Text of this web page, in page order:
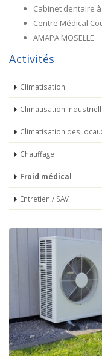
Cabinet dentaire
Centre Médical
AMAPA MOSELLE
Activités
Climatisation
Climatisation
Climatisation des
Chauffage
Froid médical
Entretien / SAV